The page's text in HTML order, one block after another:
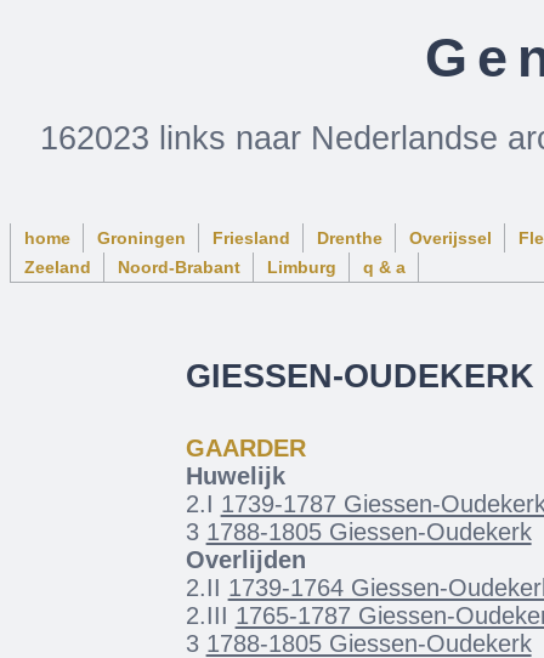
162023 links naar Nederlandse
home Groningen Friesland Drenthe Overijssel
Zeeland
Noord-Brabant Limburg q & a
GIESSEN-OUDEKERK
GAARDER
Huwelijk
2.I 1739-1787 Giessen-
3 1788-1805 Giessen-Oudekerk
Overlijden
2.II 1739-1764 Giessen-
2.III 1765-1787 Giessen-
3 1788-1805 Giessen-Oudekerk